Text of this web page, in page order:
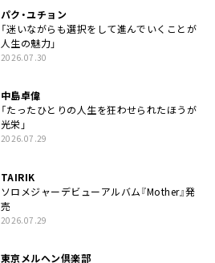
パク・ユチョン
「迷いながらも選択をして進んでいくことが
人生の魅力」
2026.07.30
中島卓偉
「たったひとりの人生を狂わせられたほうが
光栄」
2026.07.29
TAIRIK
ソロメジャーデビューアルバム『Mother』発
売
2026.07.29
東京メルヘン倶楽部